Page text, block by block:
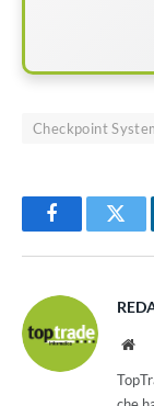
Checkpoint
Facebook